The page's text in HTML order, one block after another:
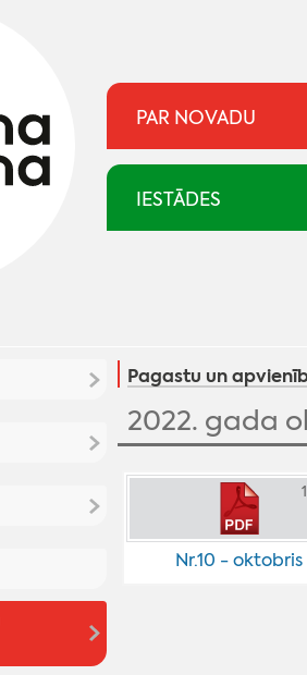
PAR NOVADU
IESTĀDES
Pagastu un
2022. gada
Nr.10 - oktobris